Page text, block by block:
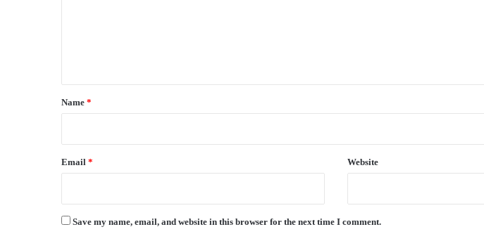
*
Name *
Email * Website
Save my name, email, and website in this browser for the next time I comment.